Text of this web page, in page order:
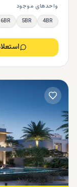
واحدهای موجود
4BR
5BR
6BR